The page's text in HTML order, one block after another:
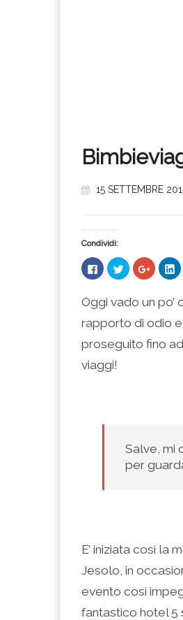
15 SETTEMBRE
Condividi:
Fai
clic
su
Facebook
apre
in
una
nuova
finestra)
Fai
clic
condividere
su
Twitter
(Si
in
una
Fai
clic
su
Google+
(Si
in
una
Fai
clic
in
Oggi vado un
rapporto di odio e
proseguito fino
viaggi!
Salve, mi
per
E’ iniziata così la
Jesolo, in
evento così
fantastico hotel 5